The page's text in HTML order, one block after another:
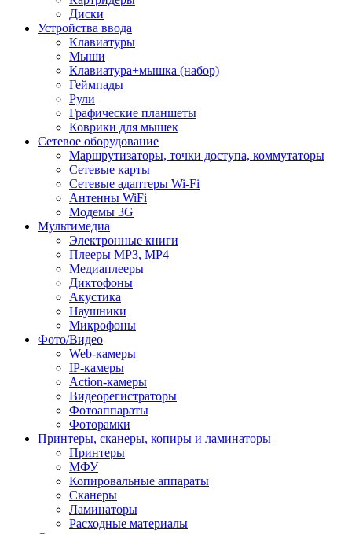
Диски
Устройства ввода
Клавиатуры
Мыши
Клавиатура+мышка (набор)
Геймпады
Рули
Графические планшеты
Коврики для мышек
Сетевое оборудование
Маршрутизаторы, точки доступа, коммутаторы
Сетевые карты
Сетевые адаптеры Wi-Fi
Антенны WiFi
Модемы 3G
Мультимедиа
Электронные книги
Плееры MP3, MP4
Медиаплееры
Диктофоны
Акустика
Наушники
Микрофоны
Фото/Видео
Web-камеры
IP-камеры
Action-камеры
Видеорегистраторы
Фотоаппараты
Фоторамки
Принтеры, сканеры, копиры и ламинаторы
Принтеры
МФУ
Копировальные аппараты
Сканеры
Ламинаторы
Расходные материалы